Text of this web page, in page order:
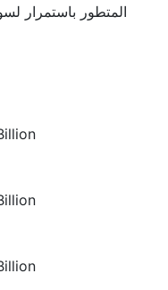
المتطور باستمرار